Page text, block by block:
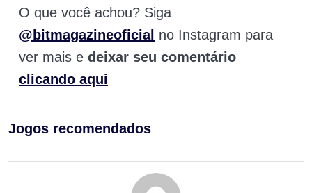
O que você achou? Siga
@bitmagazineoficial no Instagram para
ver mais e deixar seu comentário
clicando aqui
Jogos recomendados